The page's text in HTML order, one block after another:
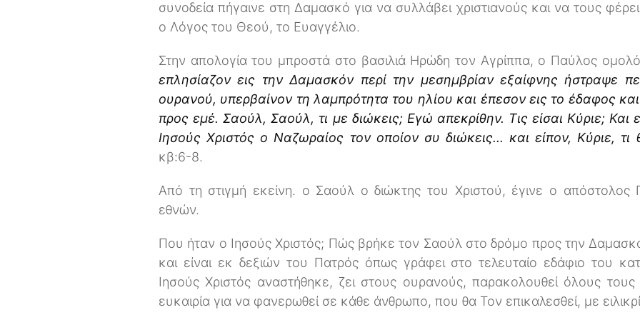
συνοδεία πήγαινε στη Δαμασκό για να συλλάβει χριστιανούς και να τους
ο Λόγος του Θεού, το Ευαγγέλιο.
Στην απολογία του μπροστά στο βασιλιά Ηρώδη τον Αγρίππα, ο Παύλος
επλησίαζον εις την Δαμασκόν περί την μεσημβρίαν εξαίφνης ήστραψε
ουρανού, υπερβαίνον τη λαμπρότητα του ηλίου και έπεσον εις το έδαφος
προς εμέ. Σαούλ, Σαούλ, τι με διώκεις; Εγώ απεκρίθην. Τις είσαι Κύριε; Και
Ιησούς Χριστός ο Ναζωραίος τον οποίον συ διώκεις... και είπον, Κύριε,
κβ:6-8.
Από τη στιγμή εκείνη. ο Σαούλ ο διώκτης του Χριστού, έγινε ο
εθνών.
Που ήταν ο Ιησούς Χριστός; Πώς βρήκε τον Σαούλ στο δρόμο προς την
και είναι εκ δεξιών του Πατρός όπως γράφει στο τελευταίο εδάφιο του
Ιησούς Χριστός αναστήθηκε, ζει στους ουρανούς, παρακολουθεί όλους
ευκαιρία για να φανερωθεί σε κάθε άνθρωπο, που θα Τον επικαλεσθεί, με